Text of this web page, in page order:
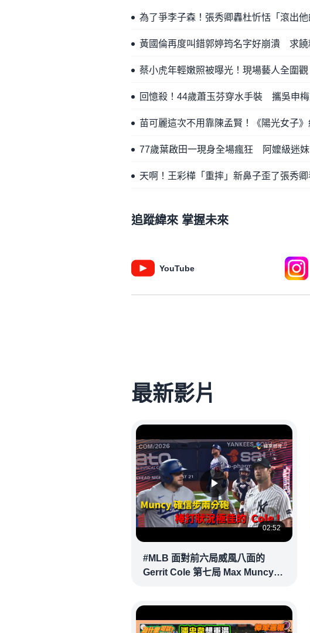
為了爭李子森！張秀卿轟杜忻恬「滾出
黃國倫再度叫錯郭婷筠名字好崩潰 求饒
蔡小虎年輕嫩照被曝光！現場藝人全圍
回憶殺！44歲蕭玉芬穿水手裝 攜吳申梅
苗可麗這次不用靠陳孟賢！《陽光女子
77歲葉啟田一現身全場瘋狂 阿嬤級迷
天啊！王彩樺「重摔」新鼻子歪了張秀
追蹤緯來 掌握未來
YouTube
最新影片
02:52
#MLB 面對前六局威風八面的
Gerrit Cole 第七局 Max Muncy